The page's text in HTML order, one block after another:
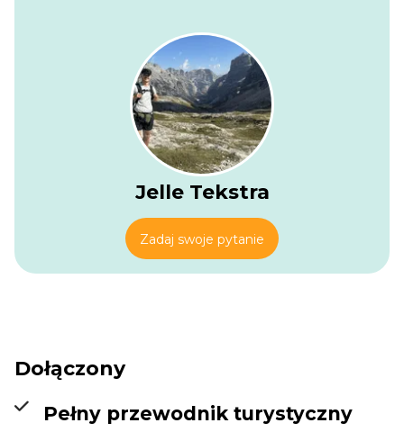
Jelle Tekstra
Zadaj swoje pytanie
Dołączony
Pełny przewodnik turystyczny